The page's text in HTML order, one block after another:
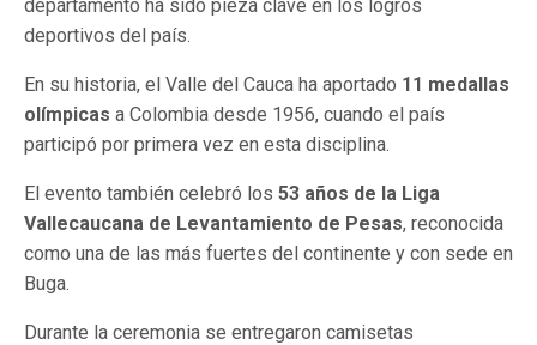
departamento ha sido pieza clave en los logros
deportivos del país.
En su historia, el Valle del Cauca ha aportado 11 medallas
olímpicas a Colombia desde 1956, cuando el país
participó por primera vez en esta disciplina.
El evento también celebró los 53 años de la Liga
Vallecaucana de Levantamiento de Pesas, reconocida
como una de las más fuertes del continente y con sede en
Buga.
Durante la ceremonia se entregaron camisetas